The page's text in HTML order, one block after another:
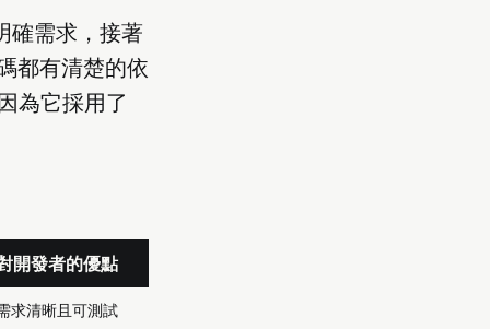
確需求，接著
都有清楚的依
為它採用了
開發者的優點
求清晰且可測試